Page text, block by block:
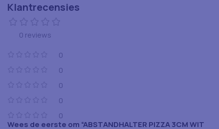
Klantrecensies
0 reviews
0
0
0
0
0
Wees de eerste om “ABSTANDHALTER PIZZA 3CM WIT